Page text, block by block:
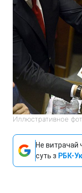
Иллюстративное
Не витрачай
суть з РБК-